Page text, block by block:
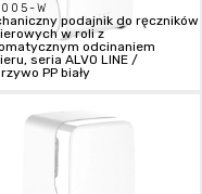
W
podajnik do ręczników
w roli z
odcinaniem
seria ALVO LINE /
PP biały